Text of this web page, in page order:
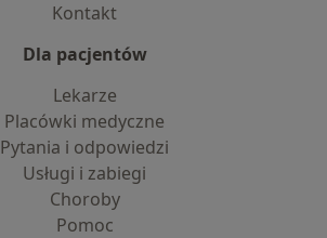
Kontakt
Dla pacjentów
Lekarze
Placówki medyczne
Pytania i odpowiedzi
Usługi i zabiegi
Choroby
Pomoc